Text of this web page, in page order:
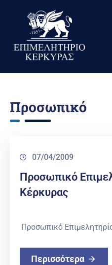
Το
Eπιμελητήριο
Νέα
Ειδική
Χρήσιμες
Προσωπικό
07/04/2009
Προσωπικό
Κέρκυρας
Προσωπικό
Περισσότερα